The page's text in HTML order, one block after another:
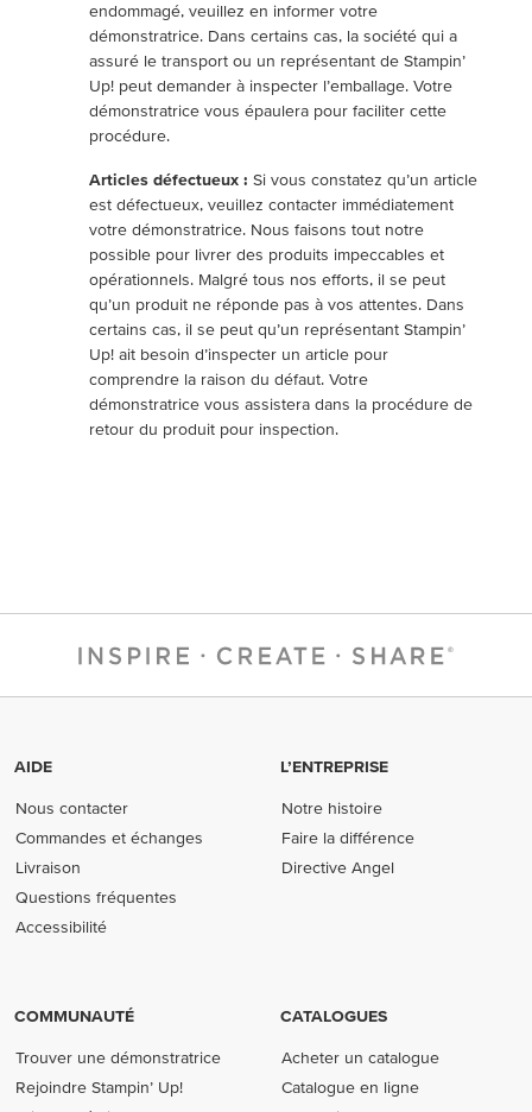
endommagé, veuillez en informer votre
démonstratrice. Dans certains cas, la société qui a
assuré le transport ou un représentant de Stampin’
Up! peut demander à inspecter l’emballage. Votre
démonstratrice vous épaulera pour faciliter cette
procédure.
Articles défectueux : Si vous constatez qu’un article
est défectueux, veuillez contacter immédiatement
votre démonstratrice. Nous faisons tout notre
possible pour livrer des produits impeccables et
opérationnels. Malgré tous nos efforts, il se peut
qu’un produit ne réponde pas à vos attentes. Dans
certains cas, il se peut qu’un représentant Stampin’
Up! ait besoin d’inspecter un article pour
comprendre la raison du défaut. Votre
démonstratrice vous assistera dans la procédure de
retour du produit pour inspection.
AIDE
Nous contacter
Commandes et échanges
Livraison
Questions fréquentes
Accessibilité
L’ENTREPRISE
Notre histoire
Faire la différence
Directive Angel
COMMUNAUTÉ
Trouver une démonstratrice
Rejoindre Stampin’ Up!
CATALOGUES
Acheter un catalogue
Catalogue en ligne